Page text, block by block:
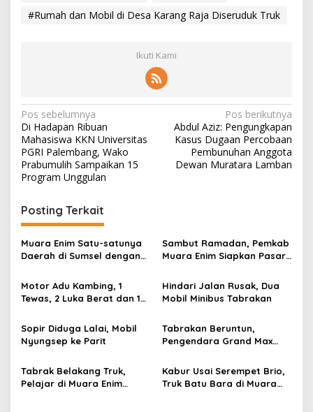
#Rumah dan Mobil di Desa Karang Raja Diseruduk Truk
Ikuti Kami
N
a
v
i
a
s
i
o
Pos sebelumnya
Di Hadapan Ribuan
Mahasiswa KKN Universitas
PGRI Palembang, Wako
Prabumulih Sampaikan 15
Program Unggulan
Pos berikutnya
Abdul Aziz: Pengungkapan
Kasus Dugaan Percobaan
Pembunuhan Anggota
Dewan Muratara Lamban
Posting Terkait
Muara Enim Satu-satunya
Daerah di Sumsel dengan
Sambut Ramadan, Pemkab
Muara Enim Siapkan Pasar
Motor Adu Kambing, 1
Tewas, 2 Luka Berat dan 1
Hindari Jalan Rusak, Dua
Mobil Minibus Tabrakan
Sopir Diduga Lalai, Mobil
Nyungsep ke Parit
Tabrakan Beruntun,
Pengendara Grand Max
Tabrak Belakang Truk,
Pelajar di Muara Enim
Kabur Usai Serempet Brio,
Truk Batu Bara di Muara